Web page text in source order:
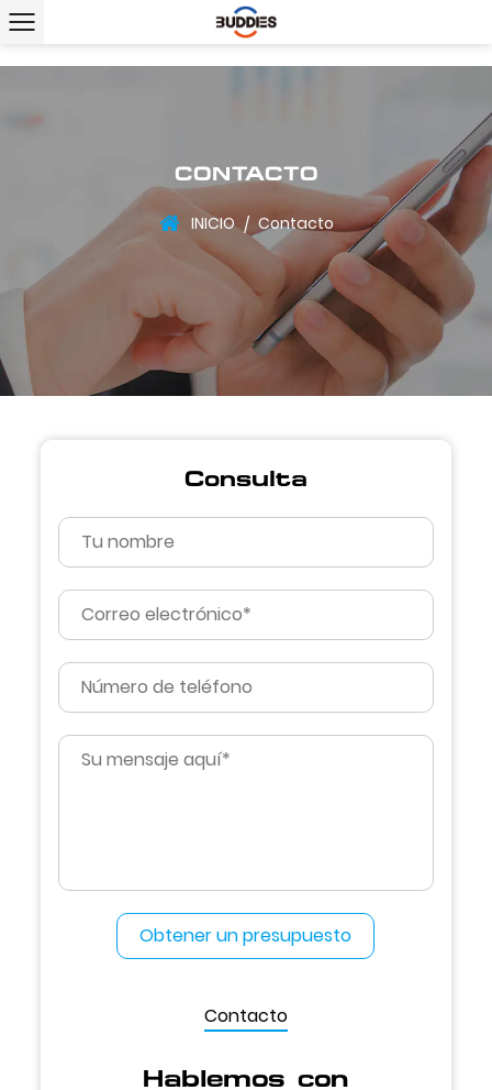
CONTACTO
INICIO / Contacto
Consulta
Obtener un presupuesto
Contacto
Hablemos con